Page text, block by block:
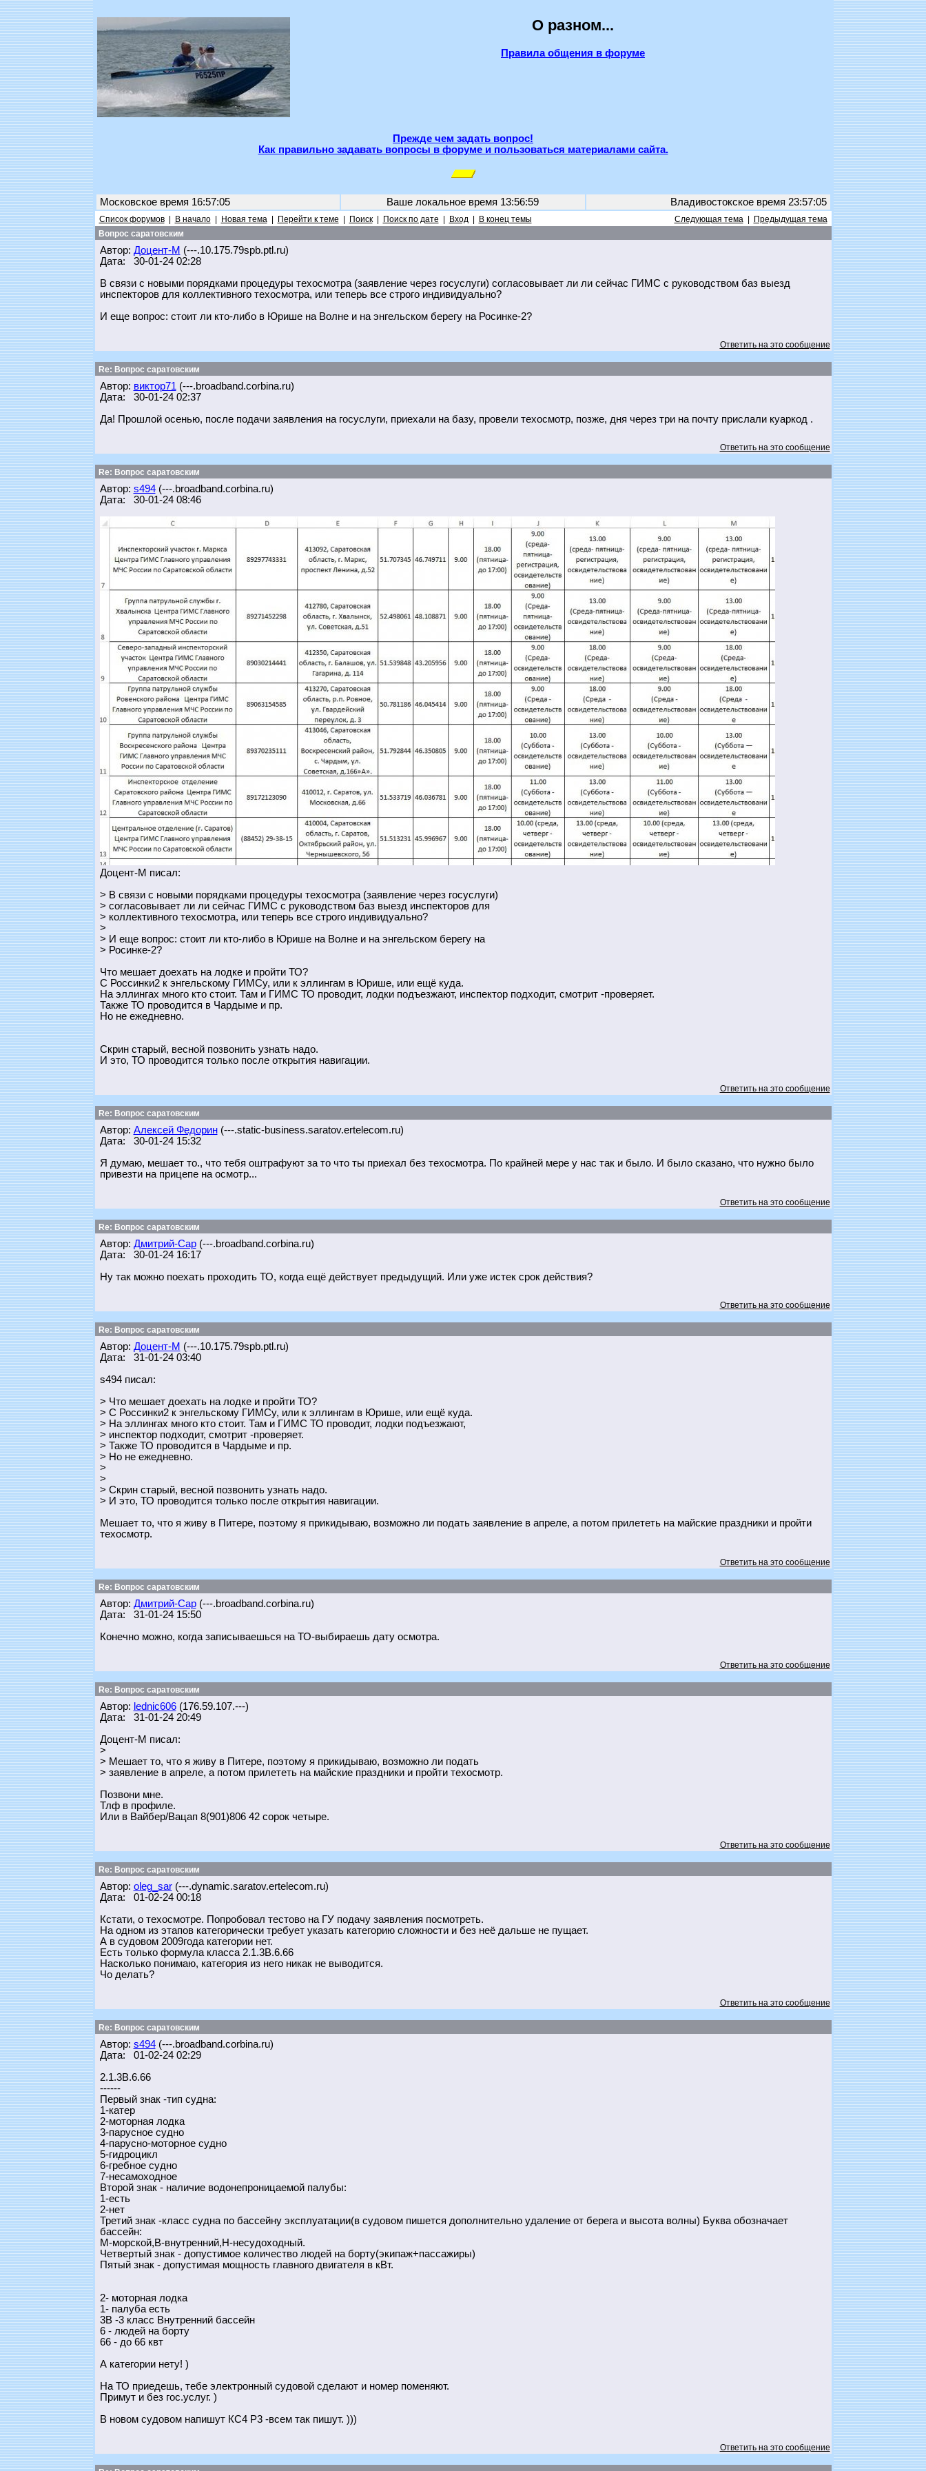
О разном...
Правила общения в форуме
Прежде чем задать вопрос!
Как правильно задавать вопросы в форуме и пользоваться материалами сайта.
Московское время 16:57:05 Ваше локальное время 13:56:59 Владивостокское время 23:57:05
Список форумов| В начало| Новая тема| Перейти к теме Поиск| Поиск по дате Вход| В конец темы Следующая тема|
Предыдущая тема
Вопрос саратовским
Автор: Доцент-М (---.10.175.79spb.ptl.ru)
Дата: 30-01-24 02:28
В связи с новыми порядками процедуры техосмотра (заявление через госуслуги) согласовывает ли ли сейчас ГИМС с руководством баз выезд
инспекторов для коллективного техосмотра, или теперь все строго индивидуально?
И еще вопрос: стоит ли кто-либо в Юрише на Волне и на энгельском берегу на Росинке-2?
Ответить на это сообщение
Re: Вопрос саратовским
Автор: виктор71 (---.broadband.corbina.ru)
Дата: 30-01-24 02:37
Да! Прошлой осенью, после подачи заявления на госуслуги, приехали на базу, провели техосмотр, позже, дня через три на почту прислали куаркод .
Ответить на это сообщение
Re: Вопрос саратовским
Автор: s494(---.broadband.corbina.ru)
Дата: 30-01-24 08:46
Доцент-М писал:
> В связи с новыми порядками процедуры техосмотра (заявление через госуслуги)
> согласовывает ли ли сейчас ГИМС с руководством баз выезд инспекторов для
> коллективного техосмотра, или теперь все строго индивидуально?
>
> И еще вопрос: стоит ли кто-либо в Юрише на Волне и на энгельском берегу на
> Росинке-2?
Что мешает доехать на лодке и пройти ТО?
С Россинки2 к энгельскому ГИМСу, или к эллингам в Юрише, или ещё куда.
На эллингах много кто стоит. Там и ГИМС ТО проводит, лодки подъезжают, инспектор подходит, смотрит -проверяет.
Также ТО проводится в Чардыме и пр.
Но не ежедневно.
Скрин старый, весной позвонить узнать надо.
И это, ТО проводится только после открытия навигации.
Ответить на это сообщение
Re: Вопрос саратовским
Автор: Алексей Федорин(---.static-business.saratov.ertelecom.ru)
Дата: 30-01-24 15:32
Я думаю, мешает то., что тебя оштрафуют за то что ты приехал без техосмотра. По крайней мере у нас так и было. И было сказано, что нужно было
привезти на прицепе на осмотр...
Ответить на это сообщение
Re: Вопрос саратовским
Автор: Дмитрий-Сар(---.broadband.corbina.ru)
Дата: 30-01-24 16:17
Ну так можно поехать проходить ТО, когда ещё действует предыдущий. Или уже истек срок действия?
Ответить на это сообщение
Re: Вопрос саратовским
Автор: Доцент-М (---.10.175.79spb.ptl.ru)
Дата: 31-01-24 03:40
s494 писал:
> Что мешает доехать на лодке и пройти ТО?
> С Россинки2 к энгельскому ГИМСу, или к эллингам в Юрише, или ещё куда.
> На эллингах много кто стоит. Там и ГИМС ТО проводит, лодки подъезжают,
> инспектор подходит, смотрит -проверяет.
> Также ТО проводится в Чардыме и пр.
> Но не ежедневно.
>
>
> Скрин старый, весной позвонить узнать надо.
> И это, ТО проводится только после открытия навигации.
Мешает то, что я живу в Питере, поэтому я прикидываю, возможно ли подать заявление в апреле, а потом прилететь на майские праздники и пройти
техосмотр.
Ответить на это сообщение
Re: Вопрос саратовским
Автор: Дмитрий-Сар(---.broadband.corbina.ru)
Дата: 31-01-24 15:50
Конечно можно, когда записываешься на ТО-выбираешь дату осмотра.
Ответить на это сообщение
Re: Вопрос саратовским
Автор: lednic606(176.59.107.---)
Дата: 31-01-24 20:49
Доцент-М писал:
>
> Мешает то, что я живу в Питере, поэтому я прикидываю, возможно ли подать
> заявление в апреле, а потом прилететь на майские праздники и пройти техосмотр.
Позвони мне.
Тлф в профиле.
Или в Вайбер/Вацап 8(901)806 42 сорок четыре.
Ответить на это сообщение
Re: Вопрос саратовским
Автор: oleg_sar(---.dynamic.saratov.ertelecom.ru)
Дата: 01-02-24 00:18
Кстати, о техосмотре. Попробовал тестово на ГУ подачу заявления посмотреть.
На одном из этапов категорически требует указать категорию сложности и без неё дальше не пущает.
А в судовом 2009года категории нет.
Есть только формула класса 2.1.3В.6.66
Насколько понимаю, категория из него никак не выводится.
Чо делать?
Ответить на это сообщение
Re: Вопрос саратовским
Автор: s494(---.broadband.corbina.ru)
Дата: 01-02-24 02:29
2.1.3В.6.66
------
Первый знак -тип судна:
1-катер
2-моторная лодка
3-парусное судно
4-парусно-моторное судно
5-гидроцикл
6-гребное судно
7-несамоходное
Второй знак - наличие водонепроницаемой палубы:
1-есть
2-нет
Третий знак -класс судна по бассейну эксплуатации(в судовом пишется дополнительно удаление от берега и высота волны) Буква обозначает
бассейн:
М-морской,В-внутренний,Н-несудоходный.
Четвертый знак - допустимое количество людей на борту(экипаж+пассажиры)
Пятый знак - допустимая мощность главного двигателя в кВт.
2- моторная лодка
1- палуба есть
3В -3 класс Внутренний бассейн
6 - людей на борту
66 - до 66 квт
А категории нету! )
На ТО приедешь, тебе электронный судовой сделают и номер поменяют.
Примут и без гос.услуг. )
В новом судовом напишут КС4 Р3 -всем так пишут. )))
Ответить на это сообщение